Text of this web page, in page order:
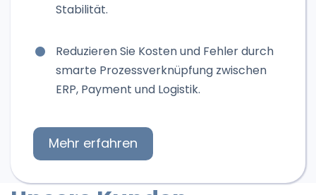
Stabilität.
Reduzieren Sie Kosten und Fehler durch
smarte Prozessverknüpfung zwischen
ERP, Payment und Logistik.
Mehr erfahren